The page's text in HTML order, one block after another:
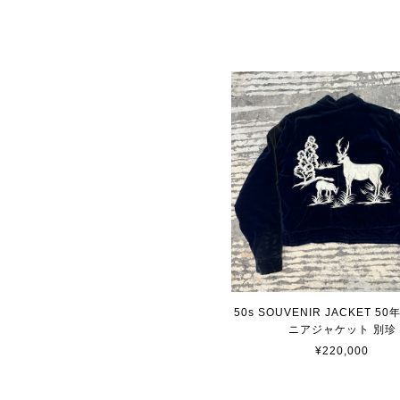
50s SOUVENIR JACKET 50
ニアジャケット 別珍
¥220,000